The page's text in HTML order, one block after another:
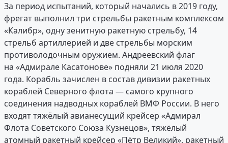
За период испытаний, который начались в 2019 году,
фрегат выполнил три стрельбы ракетным комплексом
«Калибр», одну зенитную ракетную стрельбу, 14
стрельб артиллерией и две стрельбы морским
противолодочным оружием. Андреевский флаг
на «Адмирале Касатонове» подняли 21 июля 2020
года. Корабль зачислен в состав дивизии ракетных
кораблей Северного флота — самого крупного
соединения надводных кораблей ВМФ России. В него
входят тяжёлый авианесущий крейсер «Адмирал
Флота Советского Союза Кузнецов», тяжёлый
атомный ракетный крейсер «Пётр Великий», ракетный